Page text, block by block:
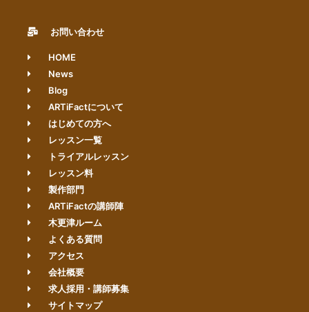
お問い合わせ
HOME
News
Blog
ARTiFactについて
はじめての方へ
レッスン一覧
トライアルレッスン
レッスン料
製作部門
ARTiFactの講師陣
木更津ルーム
よくある質問
アクセス
会社概要
求人採用・講師募集
サイトマップ